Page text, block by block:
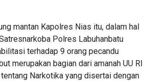
mantan Kapolres Nias itu, dalam hal
Polres Labuhanbatu
terhadap 9 orang pecandu
merupakan bagian dari amanah UU RI
Narkotika yang disertai dengan